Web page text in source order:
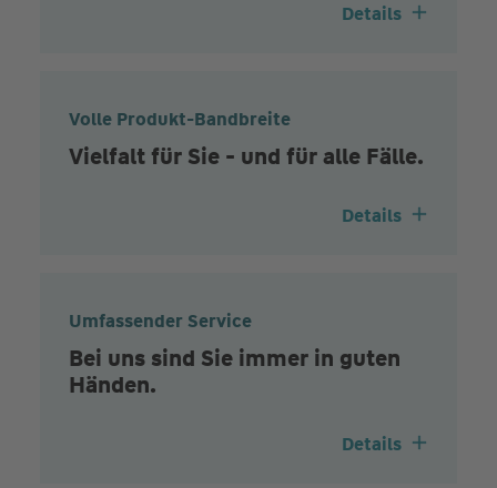
Details
Volle Produkt-Bandbreite
Vielfalt für Sie - und für alle Fälle.
Details
Umfassender Service
Bei uns sind Sie immer in guten
Händen.
Details